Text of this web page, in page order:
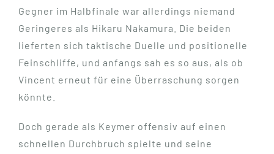
Gegner im Halbfinale war allerdings niemand
Geringeres als Hikaru Nakamura. Die beiden
lieferten sich taktische Duelle und positionelle
Feinschliffe, und anfangs sah es so aus, als ob
Vincent erneut für eine Überraschung sorgen
könnte.
Doch gerade als Keymer offensiv auf einen
schnellen Durchbruch spielte und seine